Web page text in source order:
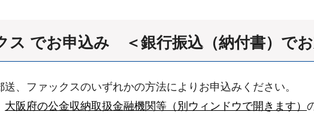
ス でお申込み ＜銀行振込（納付書）で
、ファックスのいずれかの方法によりお申込みください。
大阪府の公金収納取扱金融機関等（別ウィンドウで開きます）